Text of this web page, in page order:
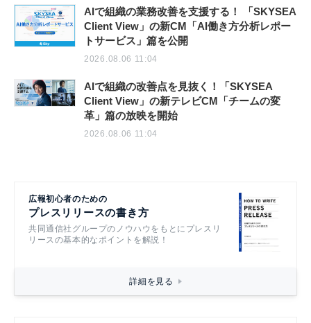
AIで組織の業務改善を支援する！ 「SKYSEA
Client View」の新CM「AI働き方分析レポー
トサービス」篇を公開
2026.08.06 11:04
AIで組織の改善点を見抜く！「SKYSEA
Client View」の新テレビCM「チームの変
革」篇の放映を開始
2026.08.06 11:04
広報初心者のための
プレスリリースの書き方
共同通信社グループのノウハウをもとにプレスリ
リースの基本的なポイントを解説！
詳細を見る